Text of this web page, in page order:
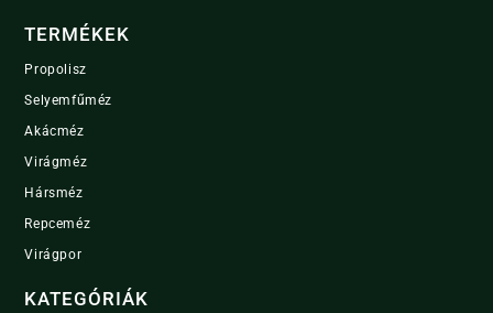
TERMÉKEK
Propolisz
Selyemfűméz
Akácméz
Virágméz
Hársméz
Repceméz
Virágpor
KATEGÓRIÁK